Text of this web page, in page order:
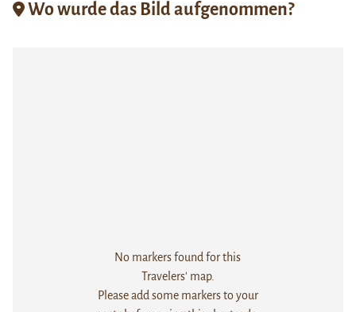
Wo wurde das Bild aufgenommen?
No markers found for this
Travelers' map.
Please add some markers to your